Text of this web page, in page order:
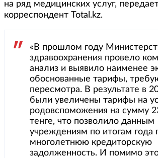
на ряд медицинских услуг,
корреспондент Total.kz.
«В прошлом году
здравоохранения провело
анализ и выявило наименее
обоснованные тарифы,
пересмотра. В результате в
были увеличены тарифы на
родовспоможения на сумму
тенге, что позволило данным
учреждениям по итогам года
многолетнюю кредиторскую
задолженность. И помимо